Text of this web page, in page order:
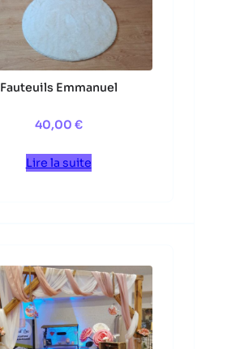
Fauteuils Emmanuel
40,00 €
Lire la suite